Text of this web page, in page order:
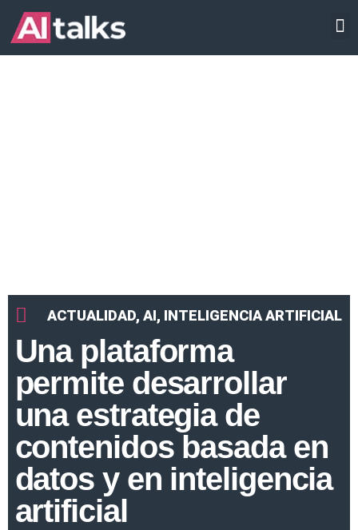
ACTUALIDAD, AI, INTELIGENCIA ARTIFICIAL
Una plataforma
permite desarrollar
una estrategia de
contenidos basada en
datos y en inteligencia
artificial